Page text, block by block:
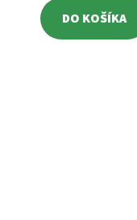
DO KOŠÍKA